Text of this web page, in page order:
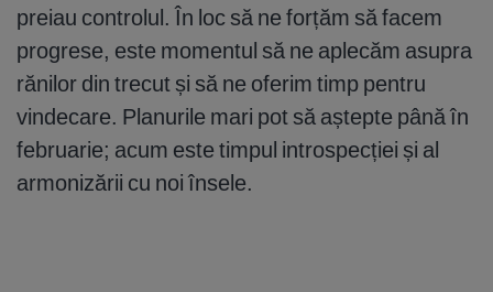
preiau controlul. În loc să ne forțăm să facem
progrese, este momentul să ne aplecăm asupra
rănilor din trecut și să ne oferim timp pentru
vindecare. Planurile mari pot să aștepte până în
februarie; acum este timpul introspecției și al
armonizării cu noi însele.